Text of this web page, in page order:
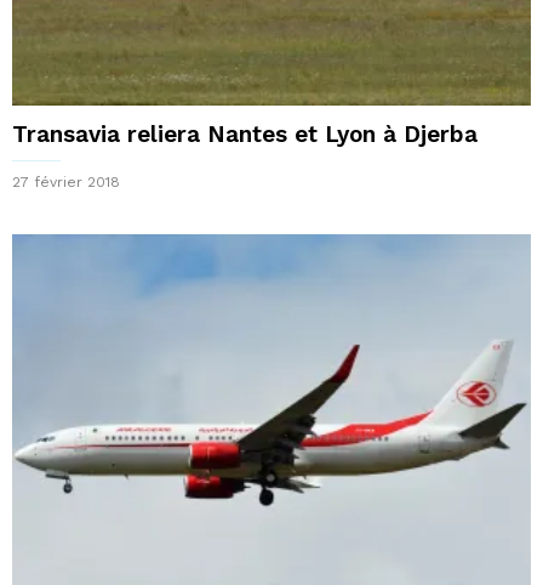
Transavia reliera Nantes et Lyon à Djerba
27 février 2018